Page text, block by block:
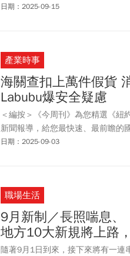
81歲的甲骨文共同創辦人艾利森（
日期：2025-09-15
產業時事
海關查扣上萬件假貨
Labubu爆安全疑慮
＜編按＞《今周刊》為您精選《紐
新聞報導，給您最快速、最前瞻的
日期：2025-09-03
職場生活
9月新制／長照喘息、
地方10大新規將上路
隨著9月1日到來，接下來將有一連